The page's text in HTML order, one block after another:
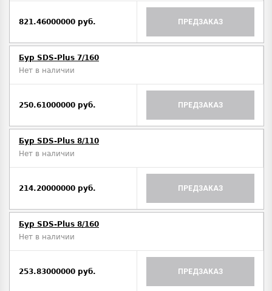
821.46000000 руб. ПРЕДЗАКАЗ
Бур SDS-Plus 7/160
Нет в наличии
250.61000000 руб. ПРЕДЗАКАЗ
Бур SDS-Plus 8/110
Нет в наличии
214.20000000 руб. ПРЕДЗАКАЗ
Бур SDS-Plus 8/160
Нет в наличии
253.83000000 руб. ПРЕДЗАКАЗ